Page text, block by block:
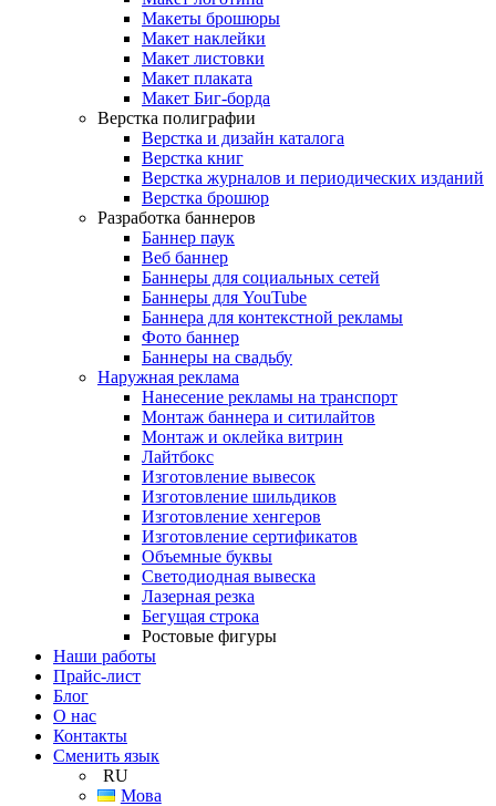
Макеты брошюры
Макет наклейки
Макет листовки
Макет плаката
Макет Биг-борда
Верстка полиграфии
Верстка и дизайн каталога
Верстка книг
Верстка журналов и периодических изданий
Верстка брошюр
Разработка баннеров
Баннер паук
Веб баннер
Баннеры для социальных сетей
Баннеры для YouTube
Баннера для контекстной рекламы
Фото баннер
Баннеры на свадьбу
Наружная реклама
Нанесение рекламы на транспорт
Монтаж баннера и ситилайтов
Монтаж и оклейка витрин
Лайтбокс
Изготовление вывесок
Изготовление шильдиков
Изготовление хенгеров
Изготовление сертификатов
Объемные буквы
Светодиодная вывеска
Лазерная резка
Бегущая строка
Ростовые фигуры
Наши работы
Прайс-лист
Блог
О нас
Контакты
Сменить язык
RU
Мова